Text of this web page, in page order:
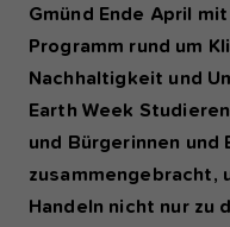
Gmünd Ende April
Programm rund um
Nachhaltigkeit und
Earth Week
und Bürgerinnen und
zusammengebracht,
Handeln nicht nur zu